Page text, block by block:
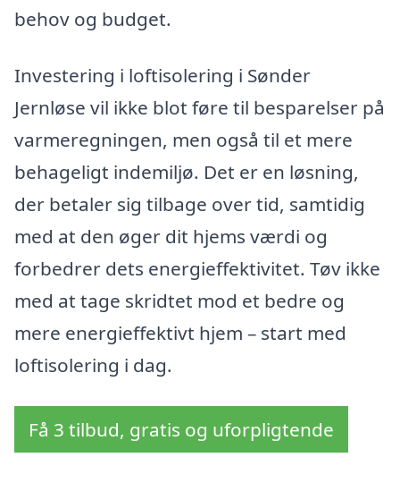
behov og budget.
Investering i loftisolering i Sønder
Jernløse vil ikke blot føre til besparelser på
varmeregningen, men også til et mere
behageligt indemiljø. Det er en løsning,
der betaler sig tilbage over tid, samtidig
med at den øger dit hjems værdi og
forbedrer dets energieffektivitet. Tøv ikke
med at tage skridtet mod et bedre og
mere energieffektivt hjem – start med
loftisolering i dag.
Få 3 tilbud, gratis og uforpligtende